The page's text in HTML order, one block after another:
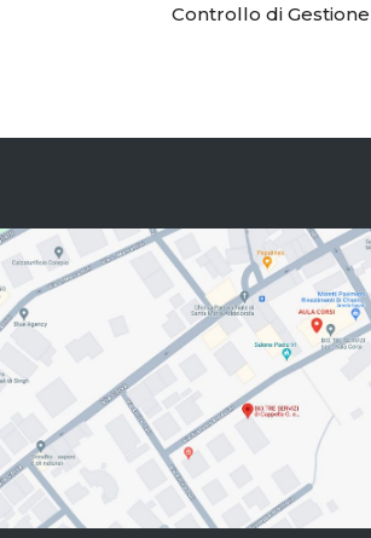
Controllo di Gestione